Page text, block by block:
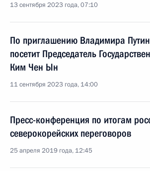
13 сентября 2023 года, 07:10
По приглашению Владимира
посетит Председатель
Ким Чен Ын
11 сентября 2023 года, 14:00
Пресс-конференция по итогам
северокорейских переговоров
25 апреля 2019 года, 12:45